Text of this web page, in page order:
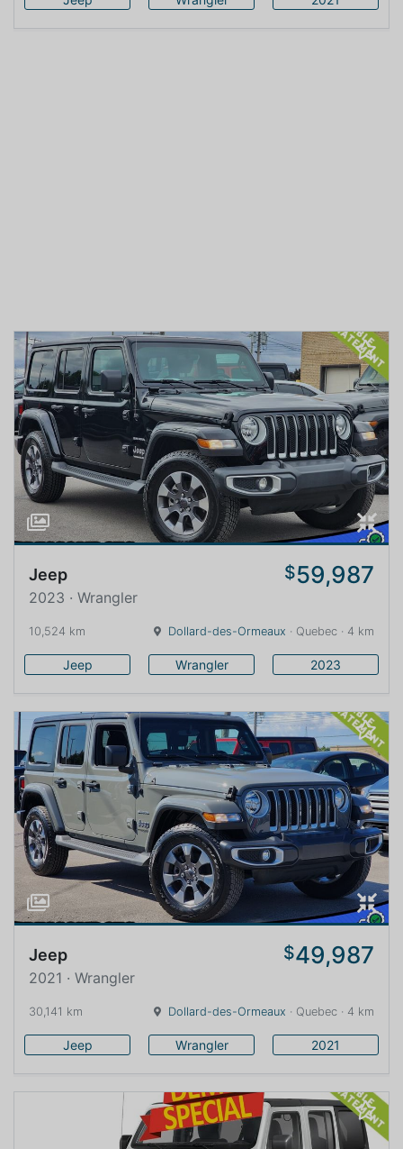
Jeep $59,987
2023 · Wrangler
10,524 km Dollard-des-Ormeaux · Quebec · 4 km
Jeep Wrangler 2023
Jeep $49,987
2021 · Wrangler
30,141 km Dollard-des-Ormeaux · Quebec · 4 km
Jeep Wrangler 2021